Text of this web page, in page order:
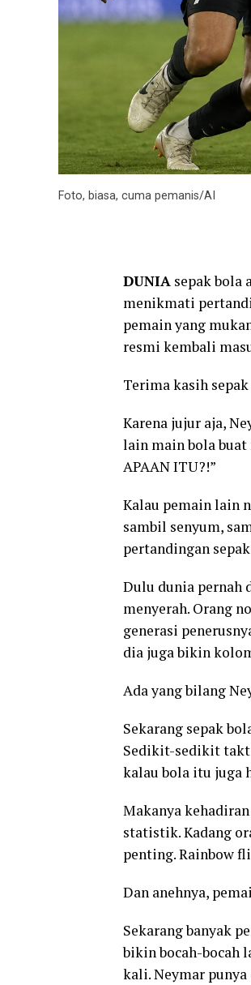
Foto, biasa, cuma pemanis/AI
DUNIA sepak bola
menikmati
pemain yang
resmi kembali
Terima kasih
Karena jujur aja,
lain main bola buat
APAAN ITU?!”
Kalau pemain lain
sambil senyum,
pertandingan
Dulu dunia pernah
menyerah. Orang
generasi
dia juga bikin
Ada yang bilang
Sekarang sepak
Sedikit-sedikit
kalau bola itu juga
Makanya
statistik. Kadang
penting. Rainbow
Dan anehnya,
Sekarang banyak
bikin bocah-bocah
kali. Neymar